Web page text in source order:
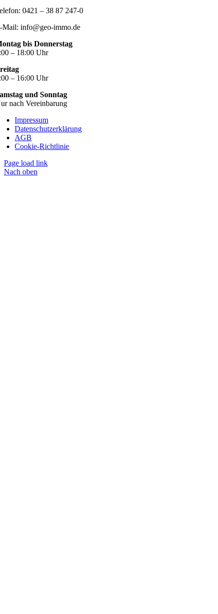
0421 – 38 87 247-0
Mail: info@geo-immo.de
bis Donnerstag
– 18:00 Uhr
– 16:00 Uhr
und Sonntag
nach Vereinbarung
Impressum
Datenschutzerklärung
AGB
Cookie-Richtlinie
Page load link
Nach oben